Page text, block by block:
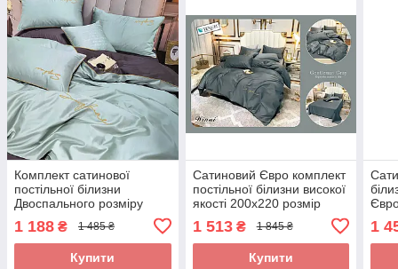
Комплект сатинової
постільної білизни
Двоспального розміру
1 188 ₴ 1 485 ₴
Купити
Сатиновий Євро комплект
постільної білизни високої
якості 200х220 розмір
1 513₴ 1 845 ₴
Купити
1